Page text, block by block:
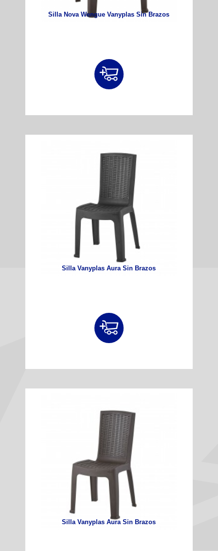
Silla Nova Wengue Vanyplas Sin Brazos
Silla Vanyplas Aura Sin Brazos
Silla Vanyplas Aura Sin Brazos